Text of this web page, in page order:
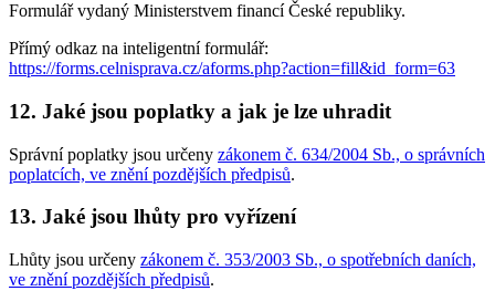
Formulář vydaný Ministerstvem financí České republiky.
Přímý odkaz na inteligentní formulář:
https://forms.celnisprava.cz/aforms.php?action=fill&id_form=63
12. Jaké jsou poplatky a jak je lze uhradit
Správní poplatky jsou určeny zákonem č. 634/2004 Sb., o správních
poplatcích, ve znění pozdějších předpisů.
13. Jaké jsou lhůty pro vyřízení
Lhůty jsou určeny zákonem č. 353/2003 Sb., o spotřebních daních,
ve znění pozdějších předpisů.